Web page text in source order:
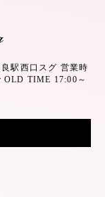
駅西口スグ 営業時
OLD TIME 17:00～